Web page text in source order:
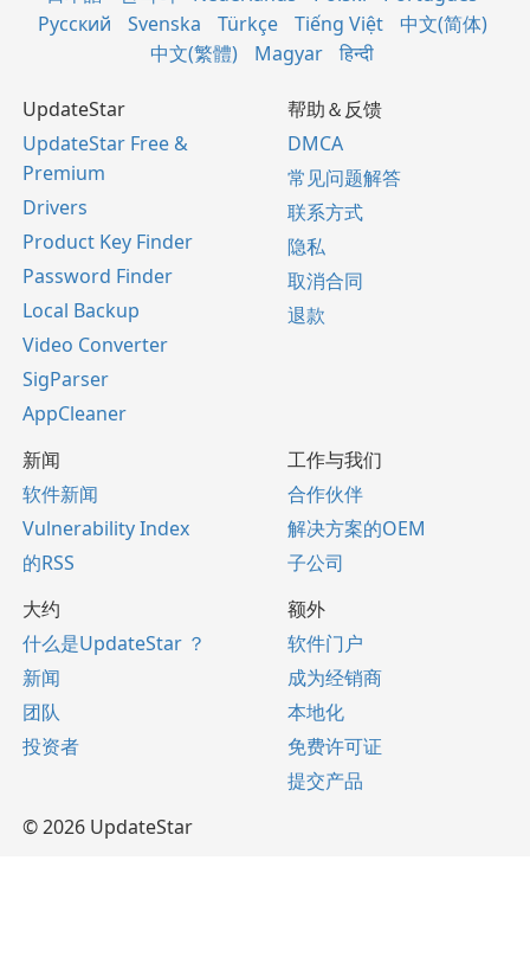
Русский
Svenska Türkçe Tiếng Việt
中文(简体)
中文(繁體)
Magyar हिन्दी
UpdateStar
UpdateStar Free &
Premium
Drivers
Product Key Finder
Password Finder
Local Backup
Video Converter
SigParser
AppCleaner
帮助＆反馈
DMCA
常见问题解答
联系方式
隐私
取消合同
退款
新闻
软件新闻
Vulnerability Index
的RSS
工作与我们
合作伙伴
解决方案的OEM
子公司
大约
什么是UpdateStar ？
新闻
团队
投资者
额外
软件门户
成为经销商
本地化
免费许可证
提交产品
© 2026 UpdateStar